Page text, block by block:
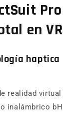
en VR
realidad
inalámbrico